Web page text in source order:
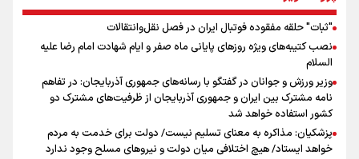
جمله‌ای که بغض چهارماهه را شکست؛ «آهای مردم، آقا از
تهران رفتند»
سه حسرتی که به دلم ماند
اینفو برنا/ میزان مالیات بر ارزش افزوده چقدر است؟
"ثبات" حلقه مفقوده فوتبال ایران در فصل نقل‌وانتقالات
نصب کتیبه‌های ویژه روزهای پایانی ماه صفر و ایام شهادت امام رضا علیه
السلام
وزیر ورزش و جوانان در گفتگو با رسانه‌های جمهوری آذربایجان: در تفاهم
نامه مشترک بین ایران و جمهوری آذربایجان از ظرفیت‌های مشترک دو
کشور استفاده خواهد شد
پزشکیان: مذاکره به معنای تسلیم نیست/ دولت برای خدمت به مردم
خواهد ایستاد/ هیچ اختلافی میان دولت و نیروهای مسلح وجود ندارد